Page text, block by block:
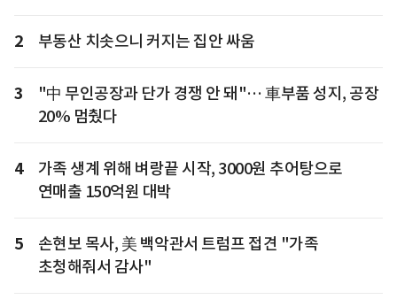
2 부동산 치솟으니 커지는 집안 싸움
3
"中 무인공장과 단가 경쟁 안 돼"… 車부품 성지, 공장
20% 멈췄다
4
가족 생계 위해 벼랑끝 시작, 3000원 추어탕으로
연매출 150억원 대박
5
손현보 목사, 美 백악관서 트럼프 접견 "가족
초청해줘서 감사"